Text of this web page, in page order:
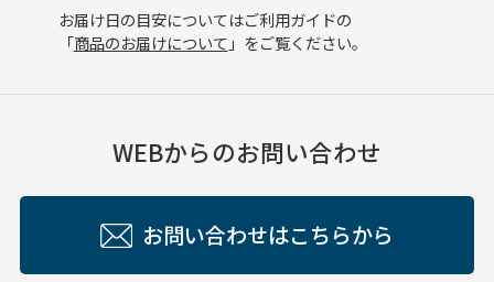
お届け日の目安についてはご利用ガイドの
「商品のお届けについて 」をご覧ください。
WEBからのお問い合わせ
お問い合わせはこちらから